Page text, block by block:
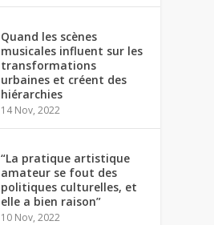
Quand les scènes
musicales influent sur les
transformations
urbaines et créent des
hiérarchies
14 Nov, 2022
“La pratique artistique
amateur se fout des
politiques culturelles, et
elle a bien raison”
10 Nov, 2022